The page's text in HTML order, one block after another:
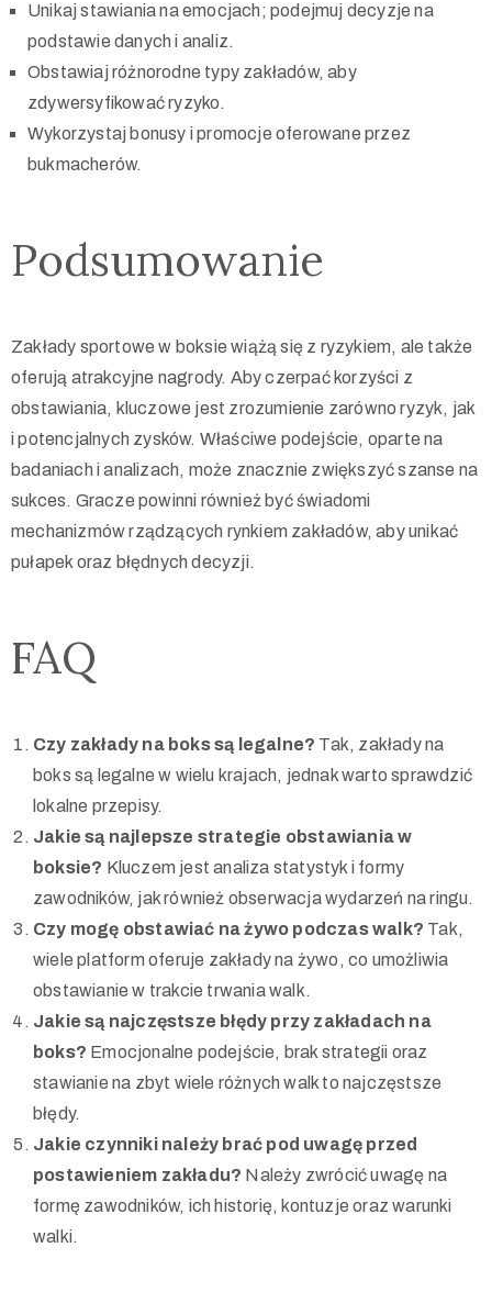
Unikaj stawiania na emocjach; podejmuj decyzje na
podstawie danych i analiz.
Obstawiaj różnorodne typy zakładów, aby
zdywersyfikować ryzyko.
Wykorzystaj bonusy i promocje oferowane przez
bukmacherów.
Podsumowanie
Zakłady sportowe w boksie wiążą się z ryzykiem, ale także
oferują atrakcyjne nagrody. Aby czerpać korzyści z
obstawiania, kluczowe jest zrozumienie zarówno ryzyk, jak
i potencjalnych zysków. Właściwe podejście, oparte na
badaniach i analizach, może znacznie zwiększyć szanse na
sukces. Gracze powinni również być świadomi
mechanizmów rządzących rynkiem zakładów, aby unikać
pułapek oraz błędnych decyzji.
FAQ
Czy zakłady na boks są legalne? Tak, zakłady na
boks są legalne w wielu krajach, jednak warto sprawdzić
lokalne przepisy.
Jakie są najlepsze strategie obstawiania w
boksie? Kluczem jest analiza statystyk i formy
zawodników, jak również obserwacja wydarzeń na ringu.
Czy mogę obstawiać na żywo podczas walk? Tak,
wiele platform oferuje zakłady na żywo, co umożliwia
obstawianie w trakcie trwania walk.
Jakie są najczęstsze błędy przy zakładach na
boks? Emocjonalne podejście, brak strategii oraz
stawianie na zbyt wiele różnych walk to najczęstsze
błędy.
Jakie czynniki należy brać pod uwagę przed
postawieniem zakładu? Należy zwrócić uwagę na
formę zawodników, ich historię, kontuzje oraz warunki
walki.